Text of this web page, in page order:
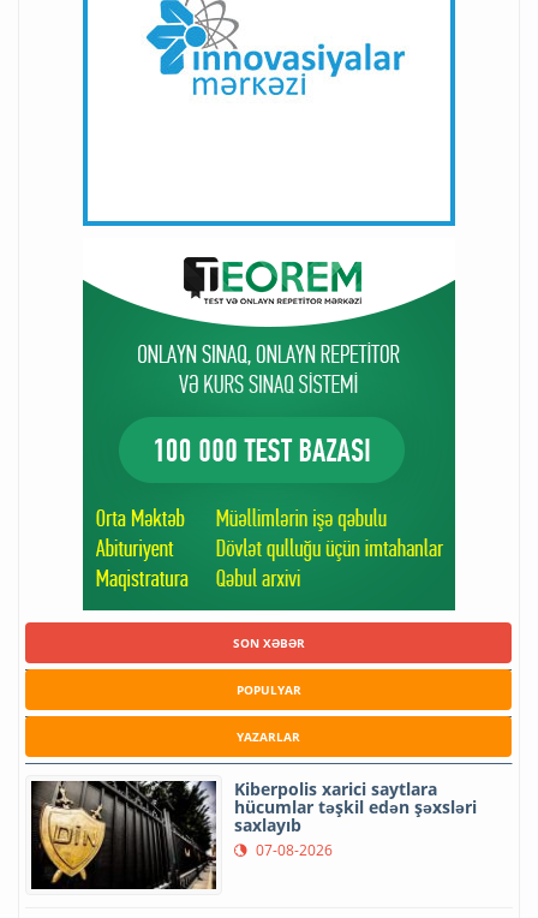
SON XƏBƏR
POPULYAR
YAZARLAR
Kiberpolis xarici saytlara
hücumlar təşkil edən şəxsləri
saxlayıb
07-08-2026